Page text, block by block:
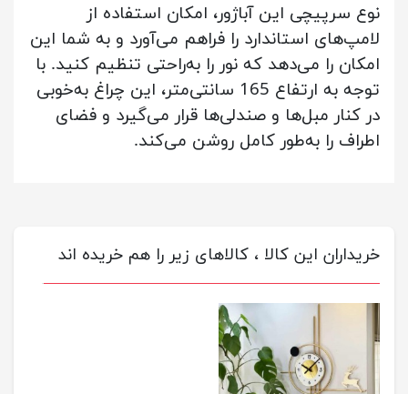
نوع سرپیچی این آباژور، امکان استفاده از
لامپ‌های استاندارد را فراهم می‌آورد و به شما این
امکان را می‌دهد که نور را به‌راحتی تنظیم کنید. با
توجه به ارتفاع 165 سانتی‌متر، این چراغ به‌خوبی
در کنار مبل‌ها و صندلی‌ها قرار می‌گیرد و فضای
اطراف را به‌طور کامل روشن می‌کند.
خریداران این کالا ، کالاهای زیر را هم خریده اند